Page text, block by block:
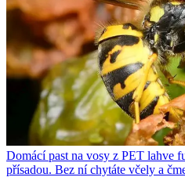
Domácí past na vosy z PET lahve
přísadou. Bez ní chytáte včely a